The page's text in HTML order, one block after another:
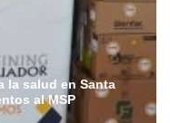
la salud en Santa
al MSP